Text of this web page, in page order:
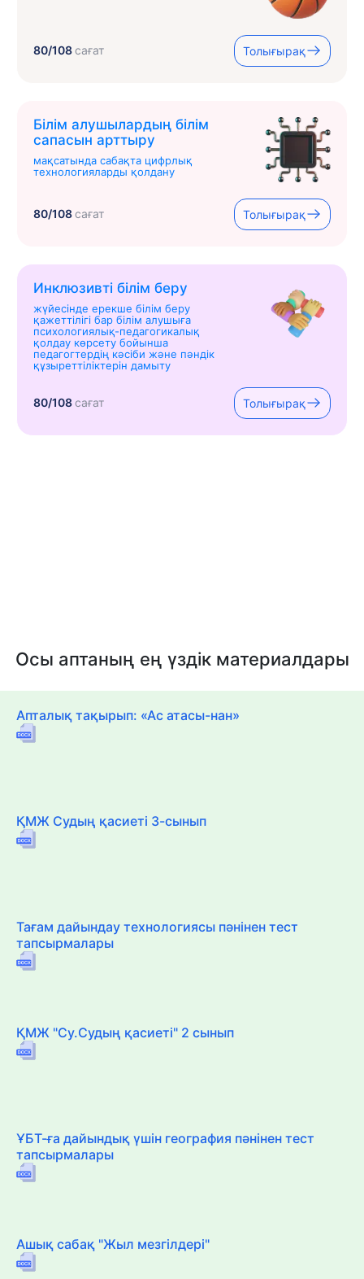
80/108сағат Толығырақ
Білім алушылардың білім
сапасын арттыру
мақсатында сабақта цифрлық
технологияларды қолдану
80/108сағат Толығырақ
Инклюзивті білім беру
жүйесінде ерекше білім беру
қажеттілігі бар білім алушыға
психологиялық-педагогикалық
қолдау көрсету бойынша
педагогтердің кәсіби және пәндік
құзыреттіліктерін дамыту
80/108сағат Толығырақ
Осы аптаның ең үздік материалдары
Апталық тақырып: «Ас атасы-нан»
ҚМЖ Судың қасиеті 3-сынып
Тағам дайындау технологиясы пәнінен тест
тапсырмалары
ҚМЖ "Су.Судың қасиеті" 2 сынып
ҰБТ-ға дайындық үшін география пәнінен тест
тапсырмалары
Ашық сабақ "Жыл мезгілдері"